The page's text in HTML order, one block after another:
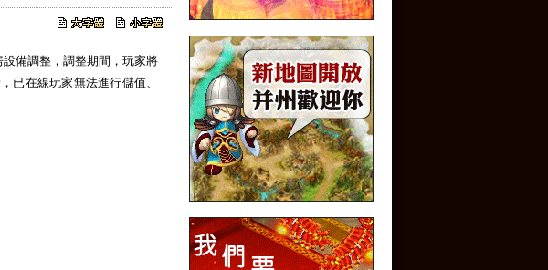
備調整，調整期間，玩家將
已在線玩家無法進行儲值、